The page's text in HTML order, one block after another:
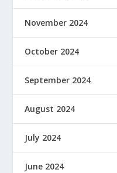
November 2024
October 2024
September 2024
August 2024
July 2024
June 2024